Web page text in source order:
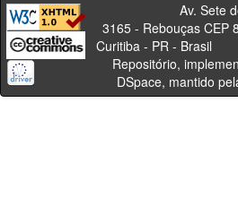
Av. Sete de
3165 - Rebouças CEP
Curitiba - PR
Repositório,
DSpace, mantido